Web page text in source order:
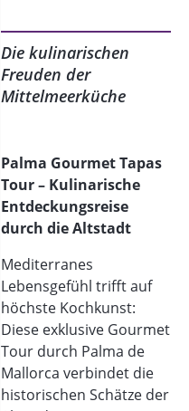
Die kulinarischen
Freuden der
Mittelmeerküche
Palma Gourmet Tapas
Tour – Kulinarische
Entdeckungsreise
durch die Altstadt
Mediterranes
Lebensgefühl trifft auf
höchste Kochkunst:
Diese exklusive Gourmet
Tour durch Palma de
Mallorca verbindet die
historischen Schätze der